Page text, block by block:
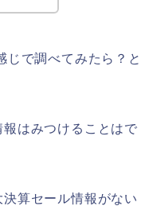
で調べてみたら？と
はみつけることはで
算セール情報がない